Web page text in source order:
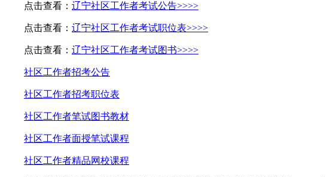
点击查看： 辽宁社区工作者考试公告>>>>
点击查看： 辽宁社区工作者考试职位表>>>>
点击查看： 辽宁社区工作者考试图书>>>>
社区工作者招考公告
社区工作者招考职位表
社区工作者笔试图书教材
社区工作者面授笔试课程
社区工作者精品网校课程